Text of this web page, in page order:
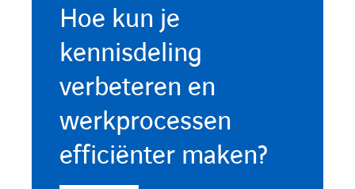
Hoe kun je
kennisdeling
verbeteren en
werkprocessen
efficiënter maken?